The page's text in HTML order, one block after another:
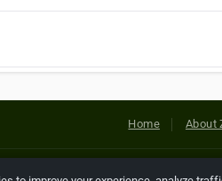
Home About
Copyright © 2026 Netcode, Inc.